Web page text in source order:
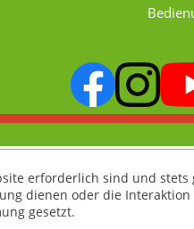
erforderlich sind und stets
dienen oder die
gesetzt.